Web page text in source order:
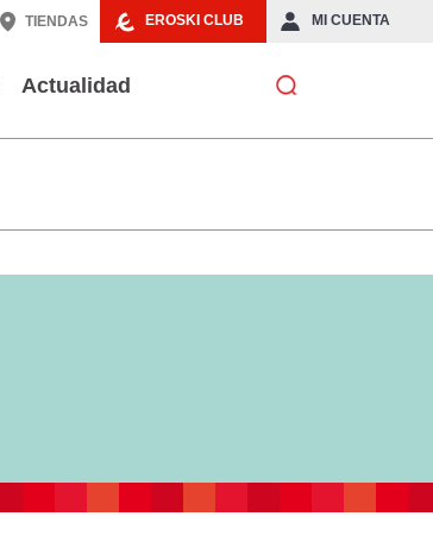
EROSKI CLUB MI CUENTA
TIENDAS
Actualidad